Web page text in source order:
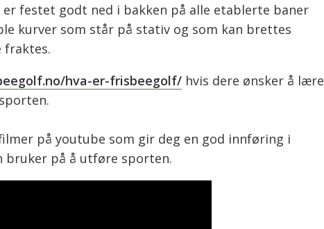
er festet godt ned i bakken på alle etablerte baner
kurver som står på stativ og som kan brettes
fraktes.
hva-er-frisbeegolf/ hvis dere ønsker å lære
på youtube som gir deg en god innføring i
bruker på å utføre sporten.